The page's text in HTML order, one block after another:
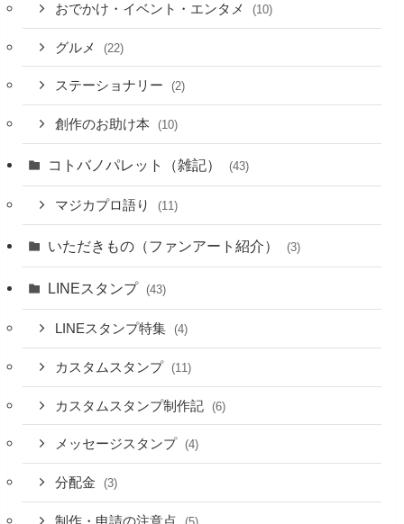
おでかけ・イベント・エンタメ (10)
グルメ (22)
ステーショナリー (2)
創作のお助け本 (10)
コトバノパレット（雑記） (43)
マジカプロ語り (11)
いただきもの（ファンアート紹介） (3)
LINEスタンプ (43)
LINEスタンプ特集 (4)
カスタムスタンプ (11)
カスタムスタンプ制作記 (6)
メッセージスタンプ (4)
分配金 (3)